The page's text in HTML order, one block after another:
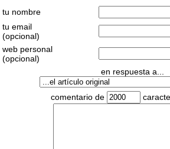
tu nombre
tu email
(opcional)
web personal
(opcional)
en respuesta a...
comentario de